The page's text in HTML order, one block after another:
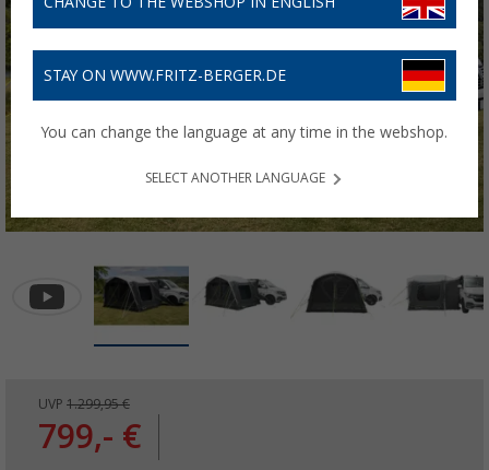
UVP 1.299,95 €
799,- €
STAY ON WWW.FRITZ-BERGER.DE
You can change the language at any time in the webshop.
SELECT ANOTHER LANGUAGE